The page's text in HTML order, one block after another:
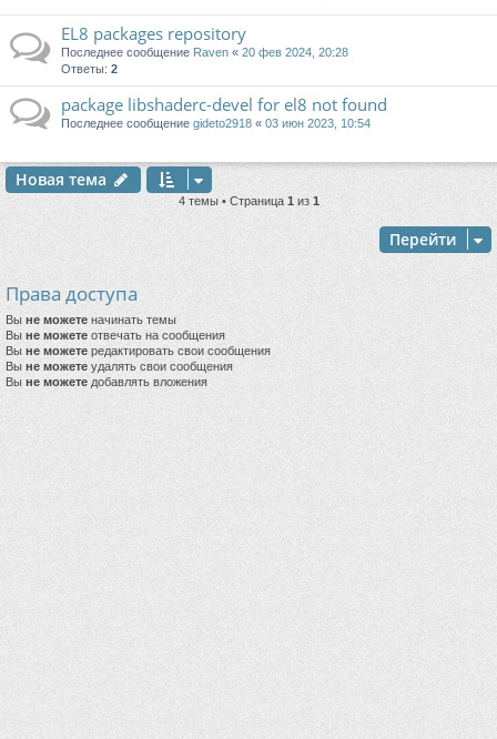
EL8 packages repository
Последнее сообщение Raven « 20 фев 2024, 20:28
Ответы: 2
package libshaderc-devel for el8 not found
Последнее сообщение gideto2918 « 03 июн 2023, 10:54
Новая тема
4 темы • Страница 1 из 1
Перейти
Права доступа
Вы не можете начинать темы
Вы не можете отвечать на сообщения
Вы не можете редактировать свои сообщения
Вы не можете удалять свои сообщения
Вы не можете добавлять вложения